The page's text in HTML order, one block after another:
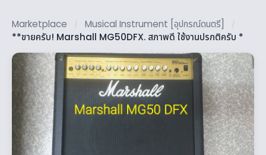
Marketplace / Musical Instrument [อุปกรณ์ดนตรี] /
**ขายครับ! Marshall MG50DFX. สภาพดี ใช้งานปรกติครับ *